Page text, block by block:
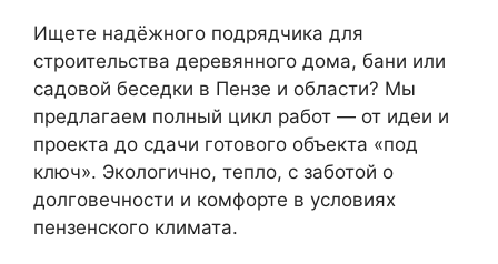
Ищете надёжного подрядчика для
строительства деревянного дома, бани или
садовой беседки в Пензе и области? Мы
предлагаем полный цикл работ — от идеи и
проекта до сдачи готового объекта «под
ключ». Экологично, тепло, с заботой о
долговечности и комфорте в условиях
пензенского климата.